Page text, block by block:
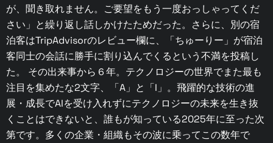
が、聞き取れません。ご要望をもう一度おっしゃってくだ
さい」と繰り返し話しかけたためだった。さらに、別の宿
泊客はTripAdvisorのレビュー欄に、「ちゅーりー」が宿泊
客同士の会話に勝手に割り込んでくるという不満を投稿し
た。 その出来事から６年。テクノロジーの世界でまた最も
注目を集めたな2文字、「A」と「I」。飛躍的な技術の進
展・成長でAIを受け入れずにテクノロジーの未来を生き抜
くことはできないと、誰もが知っている2025年に至った次
第です。多くの企業・組織もその波に乗ってこの数年で